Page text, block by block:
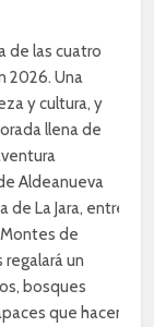
de las cuatro
2026. Una
y cultura, y
llena de
Aldeanueva
La Jara, entre
de
un
bosques
que hacen